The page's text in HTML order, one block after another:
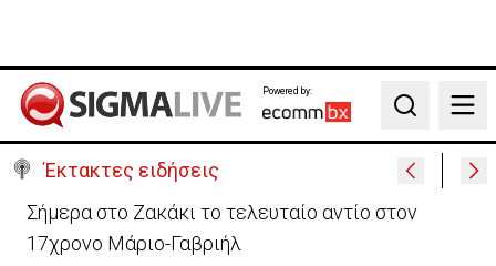
Powered by:
Search
Έκτακτες ειδήσεις
Σήμερα στο Ζακάκι το τελευταίο αντίο στον
17χρονο Μάριο-Γαβριήλ